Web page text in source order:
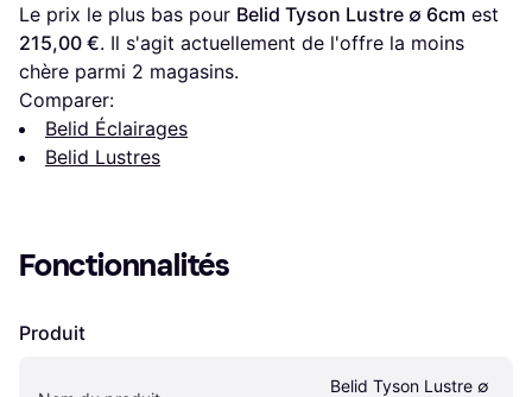
Le prix le plus bas pour Belid Tyson Lustre ∅ 6cm
215,00 €. Il s'agit actuellement de l'offre la moins
chère parmi 2 magasins.
Comparer:
Belid Éclairages
Belid Lustres
Fonctionnalités
Produit
Belid Tyson Lustre ∅